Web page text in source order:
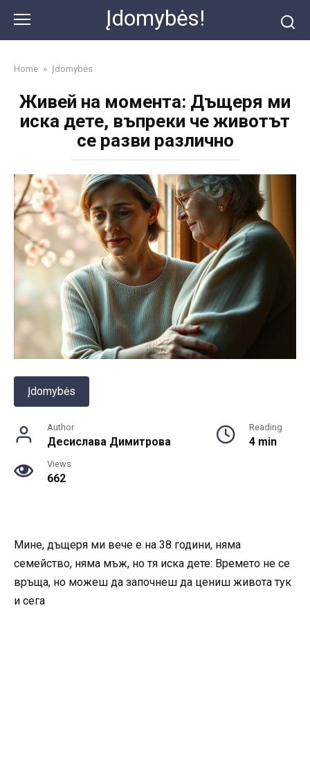
content
Įdomybės!
Home » Įdomybės
Живей на момента: Дъщеря ми
иска дете, въпреки че животът
се разви различно
Įdomybės
Author
Десислава Димитрова
Reading
4 min
Views
662
Мине, дъщеря ми вече е на 38 години, няма
семейство, няма мъж, но тя иска дете: Времето не се
връща, но можеш да започнеш да цениш живота тук
и сега